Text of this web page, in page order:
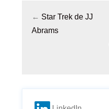
← Star Trek de JJ
Abrams